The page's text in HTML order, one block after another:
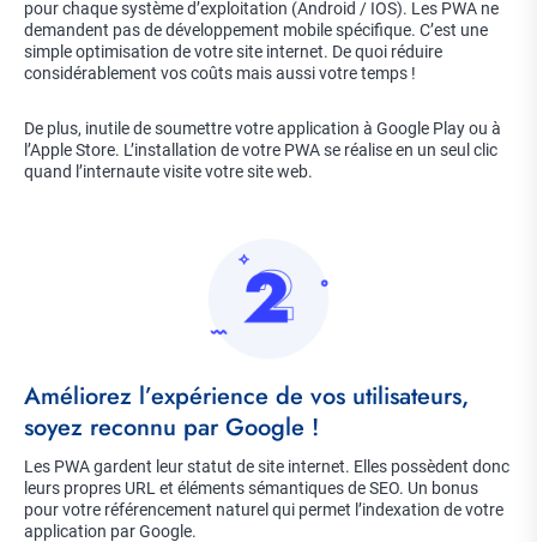
pour chaque système d’exploitation (Android / IOS). Les PWA ne
demandent pas de développement mobile spécifique. C’est une
simple optimisation de votre site internet. De quoi réduire
considérablement vos coûts mais aussi votre temps !
De plus, inutile de soumettre votre application à Google Play ou à
l’Apple Store. L’installation de votre PWA se réalise en un seul clic
quand l’internaute visite votre site web.
Title
Améliorez l’expérience de vos utilisateurs,
soyez reconnu par Google !
Description
Les PWA gardent leur statut de site internet. Elles possèdent donc
leurs propres URL et éléments sémantiques de SEO. Un bonus
pour votre référencement naturel qui permet l’indexation de votre
application par Google.